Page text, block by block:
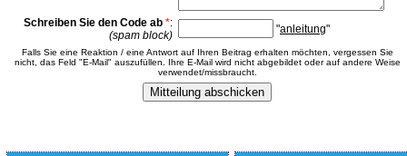
Schreiben Sie den Code ab *:
(spam block)
"anleitung"
Falls Sie eine Reaktion / eine Antwort auf Ihren Beitrag erhalten möchten, vergessen Sie
nicht, das Feld "E-Mail" auszufüllen. Ihre E-Mail wird nicht abgebildet oder auf andere Weise
verwendet/missbraucht.